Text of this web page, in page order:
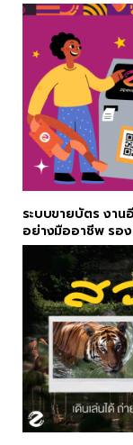
ระบบขายบัตร งา
อย่างมืออาชีพ รอ